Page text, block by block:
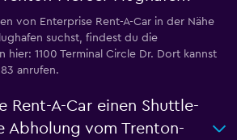
von Enterprise Rent-A-Car in der Nähe
suchst, findest du die
hier: 1100 Terminal Circle Dr. Dort kannst
anrufen.
Rent-A-Car einen Shuttle-
Abholung vom Trenton-